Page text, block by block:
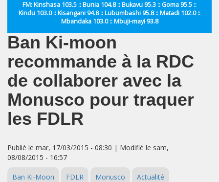
FM: Kinshasa 103.5 :: Bunia 104.8 :: Bukavu 95.3 :: Goma 95.5 ::
Kindu 103.0 :: Kisangani 94.8 :: Lubumbashi 95.8 :: Matadi 102.0 ::
Mbandaka 103.0 :: Mbuji-mayi 93.8
Ban Ki-moon
recommande à la RDC
de collaborer avec la
Monusco pour traquer
les FDLR
Publié le mar, 17/03/2015 - 08:30 | Modifié le sam,
08/08/2015 - 16:57
Ban Ki-Moon FDLR Monusco Actualité